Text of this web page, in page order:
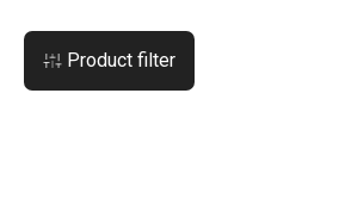
Product filter